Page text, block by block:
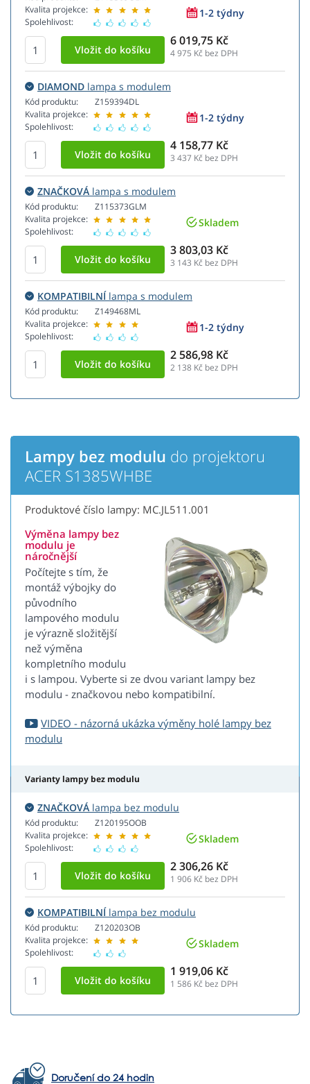
Kvalita projekce:
Spolehlivost:
1-2 týdny
6 019,75 Kč
4 975 Kč bez DPH
DIAMOND lampa s modulem
Kód produktu:
Kvalita projekce:
Spolehlivost:
Z159394DL
1-2 týdny
4 158,77 Kč
3 437 Kč bez DPH
ZNAČKOVÁ lampa s modulem
Kód produktu:
Kvalita projekce:
Spolehlivost:
Z115373GLM
Skladem
3 803,03 Kč
3 143 Kč bez DPH
KOMPATIBILNÍlampa s modulem
Kód produktu:
Kvalita projekce:
Spolehlivost:
Z149468ML
1-2 týdny
2 586,98 Kč
2 138 Kč bez DPH
Lampy bez modulu do projektoru
ACER S1385WHBE
Produktové číslo lampy: MC.JL511.001
Výměna lampy bez
modulu je
náročnější
Počítejte s tím, že
montáž výbojky do
původního
lampového modulu
je výrazně složitější
než výměna
kompletního modulu
i s lampou. Vyberte si ze dvou variant lampy bez
modulu - značkovou nebo kompatibilní.
VIDEO - názorná ukázka výměny holé lampy bez
modulu
Varianty lampy bez modulu
ZNAČKOVÁ lampa bez modulu
Kód produktu:
Kvalita projekce:
Spolehlivost:
Z120195OOB
Skladem
2 306,26 Kč
1 906 Kč bez DPH
KOMPATIBILNÍlampa bez modulu
Kód produktu:
Kvalita projekce:
Spolehlivost:
Z120203OB
Skladem
1 919,06 Kč
1 586 Kč bez DPH
Doručení do 24 hodin